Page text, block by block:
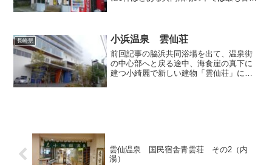
は辿りつくまで迷ってし...
長崎県 小浜温泉 雲仙荘
前回記事の脇浜共同浴場を出て、温泉街
の中心部へと戻る途中、海食崖の真下に
建つ小綺麗で新しい建物「雲仙荘」にも
雲仙温泉 国民宿舎青雲荘 その2（内
湯）